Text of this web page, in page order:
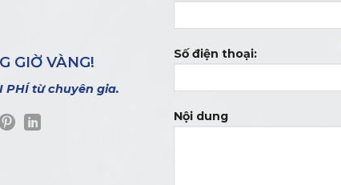
GIỜ VÀNG!
PHÍ từ chuyên gia.
Số điện thoại:
Nội dung